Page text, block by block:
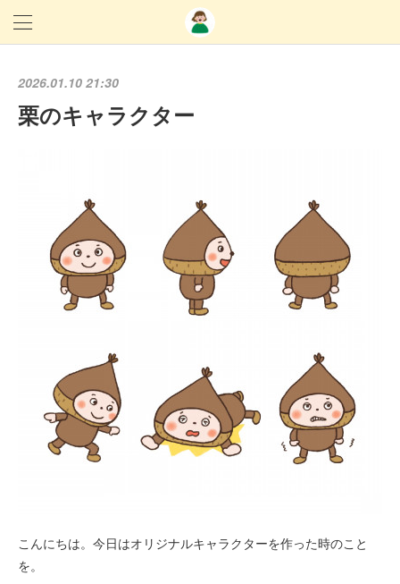
2026.01.10 21:30
栗のキャラクター
こんにちは。今日はオリジナルキャラクターを作った時のこと
を。